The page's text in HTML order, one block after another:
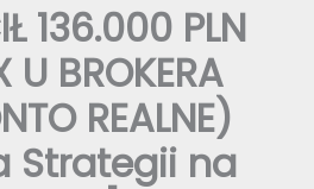
136.000 PLN
U BROKERA
REALNE)
Strategii na